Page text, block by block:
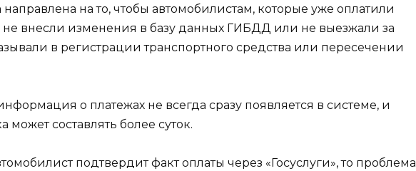
на то, чтобы автомобилистам, которые уже оплатили
внесли изменения в базу данных ГИБДД или не выезжали за
в регистрации транспортного средства или пересечении
о платежах не всегда сразу появляется в системе, и
может составлять более суток.
подтвердит факт оплаты через «Госуслуги», то проблема